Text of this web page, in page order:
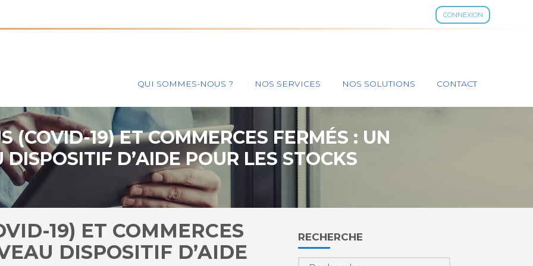
CONNEXION
Principal
QUI SOMMES-NOUS ? NOS SERVICES NOS SOLUTIONS CONTACT
(COVID-19) ET COMMERCES FERMÉS : UN
DISPOSITIF D’AIDE POUR LES STOCKS
19) ET COMMERCES
DISPOSITIF D’AIDE
Blog
sidebar
RECHERCHE
Rechercher :